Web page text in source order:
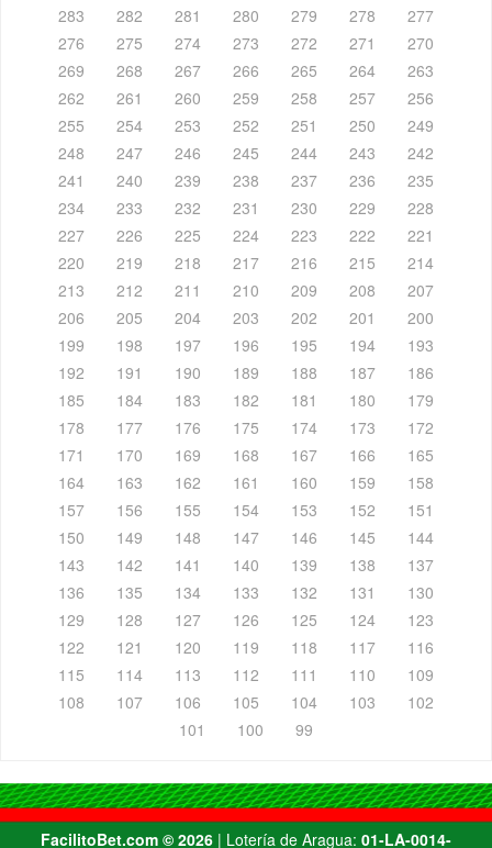
283
282 281 280 279 278
277
276
275 274 273 272 271
270
269
268 267 266 265 264
263
262
261 260 259 258 257
256
255
254 253 252 251 250
249
248
247 246 245 244 243
242
241
240 239 238 237 236
235
234
233 232 231 230 229
228
227
226 225 224 223 222
221
220
219 218 217 216 215
214
213
212 211 210 209 208
207
206
205 204 203 202 201
200
199
198 197 196 195 194
193
192
191 190 189 188 187
186
185
184 183 182 181 180
179
178
177 176 175 174 173
172
171
170 169 168 167 166
165
164
163 162 161 160 159
158
157
156 155 154 153 152
151
150
149 148 147 146 145
144
143
142 141 140 139 138
137
136
135 134 133 132 131
130
129
128 127 126 125 124
123
122
121 120 119 118 117
116
115
114 113 112 111 110
109
108
107 106 105 104 103
102
101
100 99
FacilitoBet.com ©️ 2026 | Lotería de Aragua: 01-LA-0014-